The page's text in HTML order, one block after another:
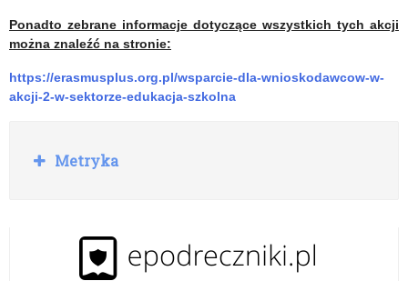
Ponadto zebrane informacje dotyczące wszystkich tych akcji
można znaleźć na stronie:
https://erasmusplus.org.pl/wsparcie-dla-wnioskodawcow-w-
akcji-2-w-sektorze-edukacja-szkolna
R
o
Metryka